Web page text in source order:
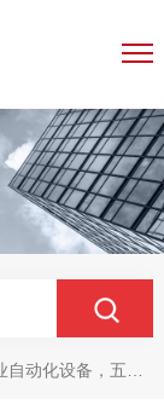
线电缆，金属材料，电子